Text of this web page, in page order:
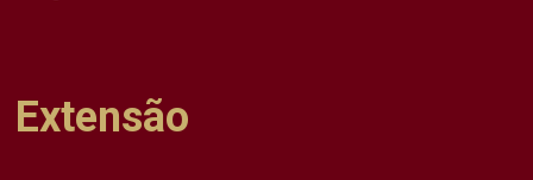
Extensão